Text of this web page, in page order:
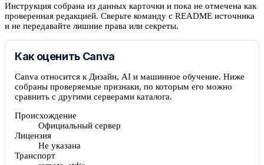
Инструкция собрана из данных карточки и пока не отмечена как
проверенная редакцией. Сверьте команду с README источника
и не передавайте лишние права или секреты.
Как оценить Canva
Canva относится к Дизайн, AI и машинное обучение. Ниже
собраны проверяемые признаки, по которым его можно
сравнить с другими серверами каталога.
Происхождение
Официальный сервер
Лицензия
Не указана
Транспорт